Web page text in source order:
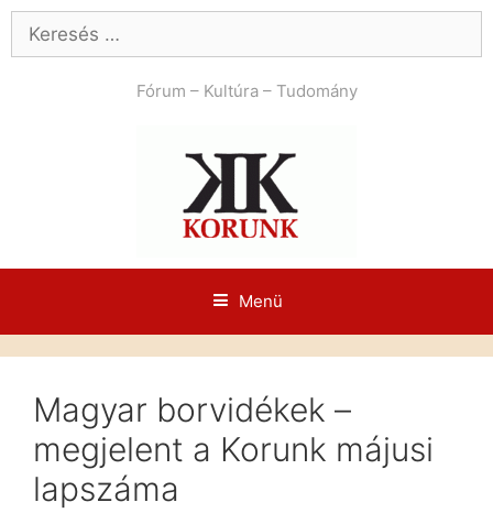
Kilépés
Keresés:
Fórum – Kultúra – Tudomány
Menü
Magyar borvidékek –
megjelent a Korunk májusi
lapszáma